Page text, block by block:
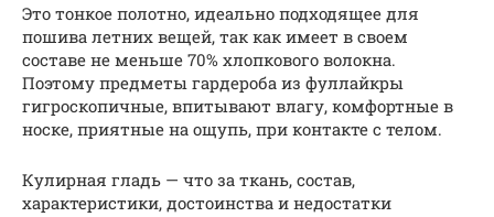
Это тонкое полотно, идеально подходящее для
пошива летних вещей, так как имеет в своем
составе не меньше 70% хлопкового волокна.
Поэтому предметы гардероба из фуллайкры
гигроскопичные, впитывают влагу, комфортные в
носке, приятные на ощупь, при контакте с телом.
Кулирная гладь — что за ткань, состав,
характеристики, достоинства и недостатки